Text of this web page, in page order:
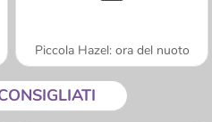
Piccola Hazel: ora del nuoto